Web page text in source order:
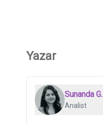
Yazar
Sunanda G.
Analist